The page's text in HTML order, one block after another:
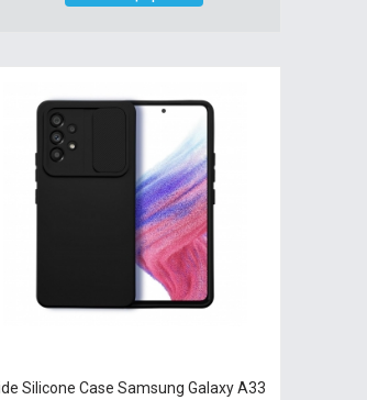
Silicone Case Samsung Galaxy A33